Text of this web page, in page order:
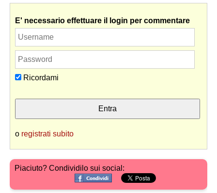
E' necessario effettuare il login per commentare
Ricordami
o registrati subito
Piaciuto? Condividilo sui social: